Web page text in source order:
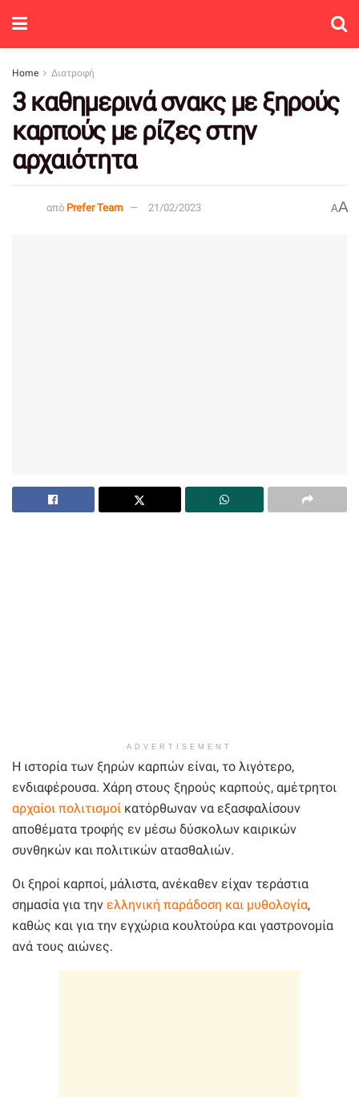
Home Διατροφή
3 καθημερινά σνακς με ξηρούς
καρπούς με ρίζες στην
αρχαιότητα
από Prefer Team 21/02/2023 AA
ADVERTISEMENT
Η ιστορία των ξηρών καρπών είναι, το λιγότερο,
ενδιαφέρουσα. Χάρη στους ξηρούς καρπούς, αμέτρητοι
αρχαίοι πολιτισμοί κατόρθωναν να εξασφαλίσουν
αποθέματα τροφής εν μέσω δύσκολων καιρικών
συνθηκών και πολιτικών ατασθαλιών.
Οι ξηροί καρποί, μάλιστα, ανέκαθεν είχαν τεράστια
σημασία για την ελληνική παράδοση και μυθολογία,
καθώς και για την εγχώρια κουλτούρα και γαστρονομία
ανά τους αιώνες.